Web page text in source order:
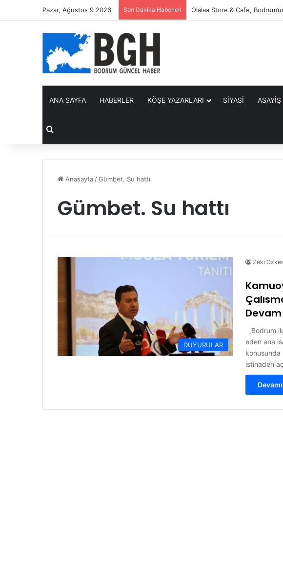
Pazar, Ağustos 9 2026 Son Dakika Haberleri Olalaa Store & Cafe,
ANA SAYFA HABERLER KÖŞE YAZARLARI SİYASİ ASAYİŞ
Arama yap ...
Anasayfa /Gümbet. Su hattı
Gümbet. Su hattı
DUYURULAR
Zeki
,Bodrum
eden ana
konusunda
istinaden